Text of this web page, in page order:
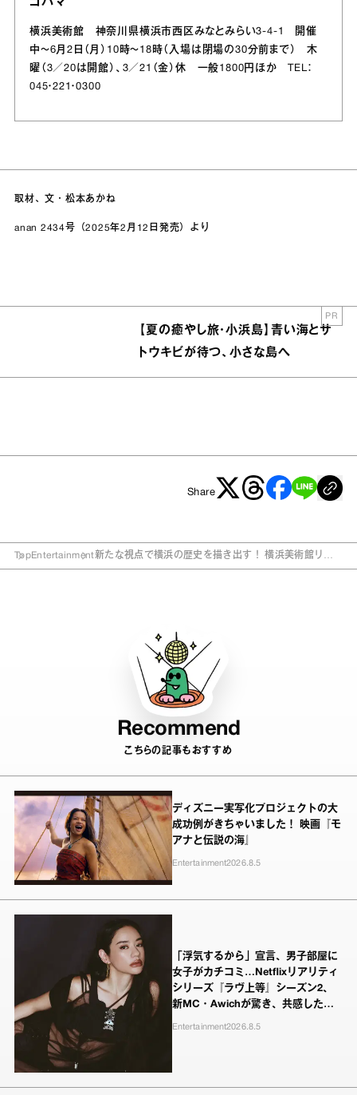
横浜美術館 神奈川県横浜市西区みなとみらい3‐4‐1 開催
中～6月2日（月）10時～18時（入場は閉場の30分前まで） 木
曜（3／20は開館）、3／21（金）休 一般1800円ほか TEL：
045・221・0300
取材、文・松本あかね
anan 2434号（2025年2月12日発売）より
【夏の癒やし旅・小浜島】青い海とサ
トウキビが待つ、小さな島へ
PR
Share
TopEntertainment新たな視点で横浜の歴史を描き出す！ 横浜美術館リニ
Recommend
こちらの記事もおすすめ
ディズニー実写化プロジェクトの大
成功例がきちゃいました！ 映画『モ
アナと伝説の海』
Entertainment2026.8.5
「浮気するから」宣言、男子部屋に
女子がカチコミ…Netflixリアリティ
シリーズ『ラヴ上等』シーズン2、
新MC・Awichが驚き、共感したヤ
Entertainment2026.8.5